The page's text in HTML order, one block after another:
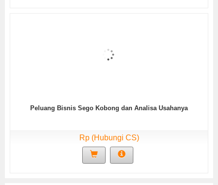
Peluang Bisnis Sego Kobong dan Analisa Usahanya
Rp (Hubungi CS)